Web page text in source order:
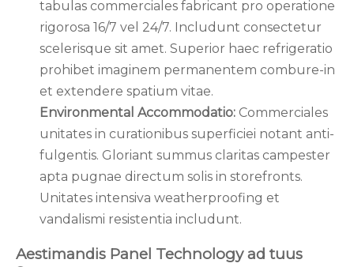
tabulas commerciales fabricant pro operatione
rigorosa 16/7 vel 24/7. Includunt consectetur
scelerisque sit amet. Superior haec refrigeratio
prohibet imaginem permanentem combure-in
et extendere spatium vitae.
Environmental Accommodatio: Commerciales
unitates in curationibus superficiei notant anti-
fulgentis. Gloriant summus claritas campester
apta pugnae directum solis in storefronts.
Unitates intensiva weatherproofing et
vandalismi resistentia includunt.
Aestimandis Panel Technology ad tuus